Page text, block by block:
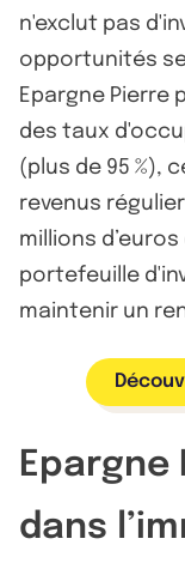
n'exclut pas
opportunités
Epargne Pierre
des taux
(plus de 95 %),
revenus
millions
portefeuille
maintenir un
dans